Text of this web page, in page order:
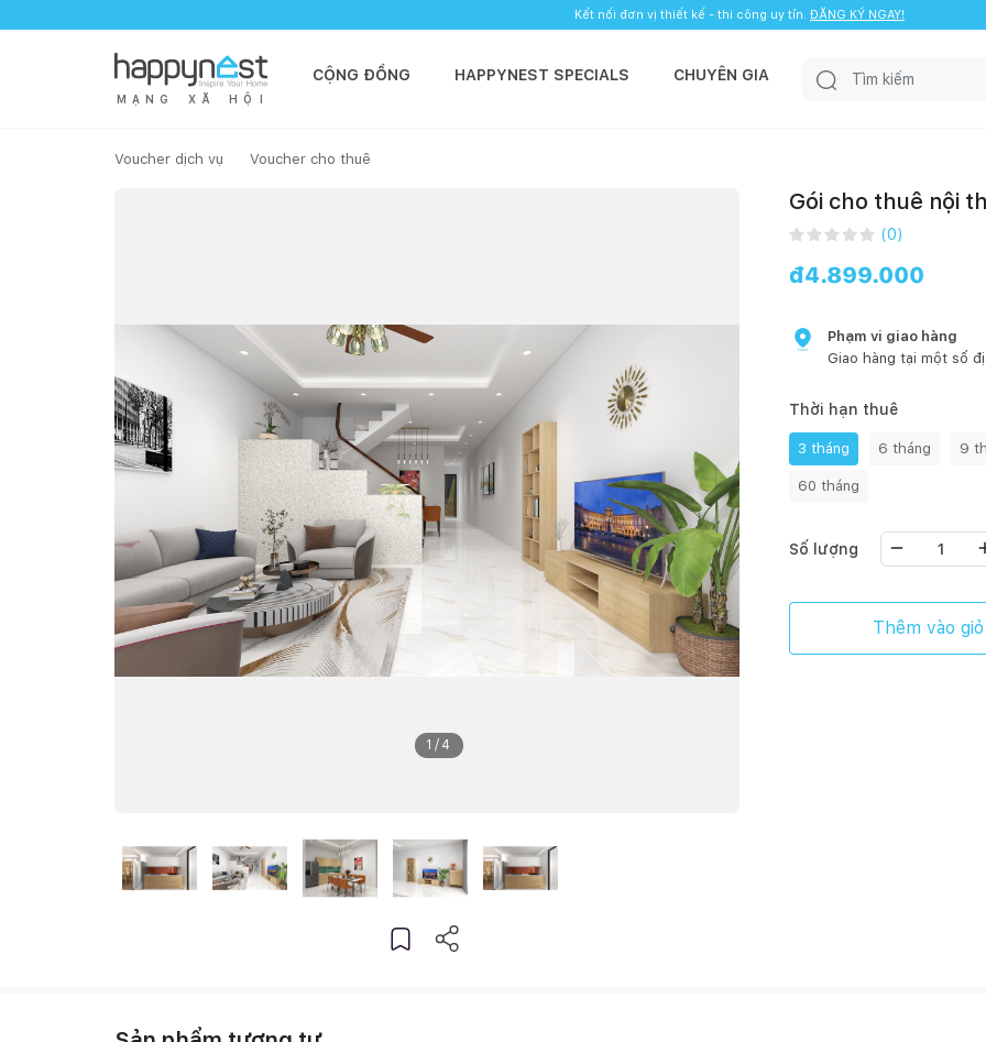
Kết nối đơn vị thiết kế - thi công uy tín. ĐĂNG KÝ NGAY!
M Ạ N G X Ã H Ộ I
CỘNG ĐỒNG HAPPYNEST SPECIALS CHUYÊN GIA
Voucher dịch vụ Voucher cho thuê
1 / 4
Gói cho thuê nội
(0)
đ4.899.000
Phạm vi giao hàng
Giao hàng tại một số
Thời hạn thuê
3 tháng 6 tháng 9
60 tháng
Số lượng
Thêm vào giỏ